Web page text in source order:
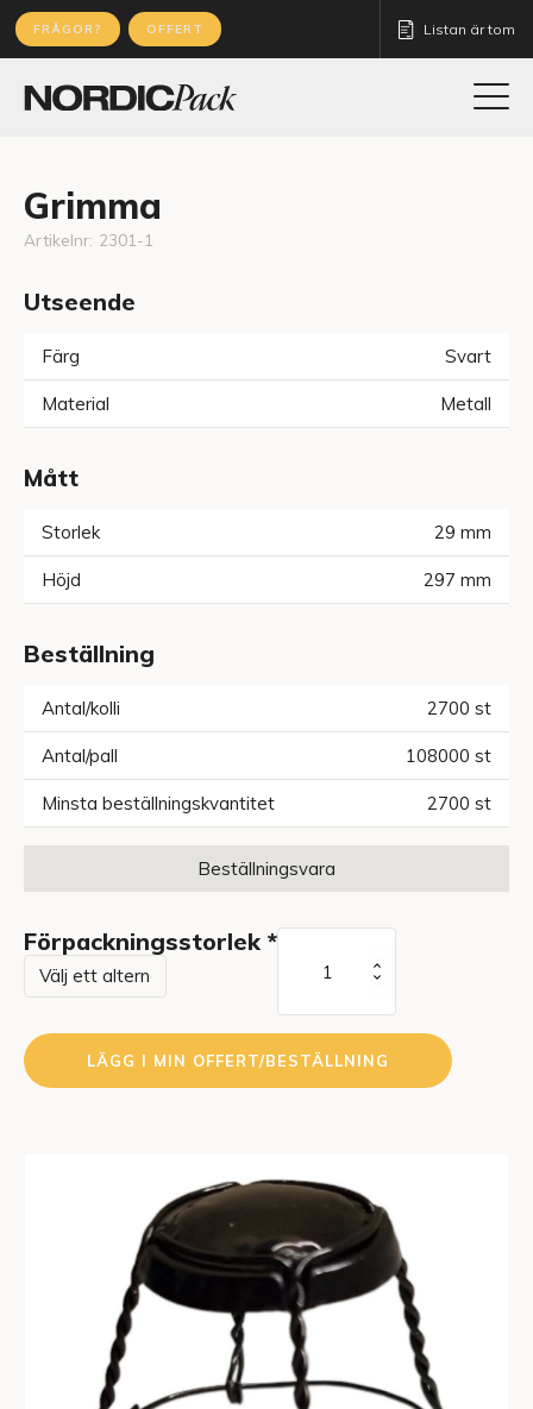
FRÅGOR? OFFERT Listan är tom
Grimma
Artikelnr: 2301-1
Utseende
Färg Svart
Material Metall
Mått
Storlek 29 mm
Höjd 297 mm
Beställning
Antal/kolli 2700 st
Antal/pall 108000 st
Minsta beställningskvantitet 2700 st
Beställningsvara
Förpackningsstorlek *
mängd
LÄGG I MIN OFFERT/BESTÄLLNING